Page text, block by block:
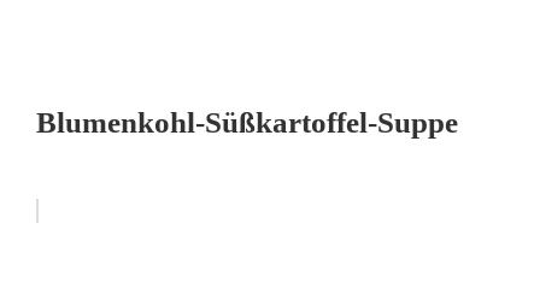
Blumenkohl-Süßkartoffel-Suppe